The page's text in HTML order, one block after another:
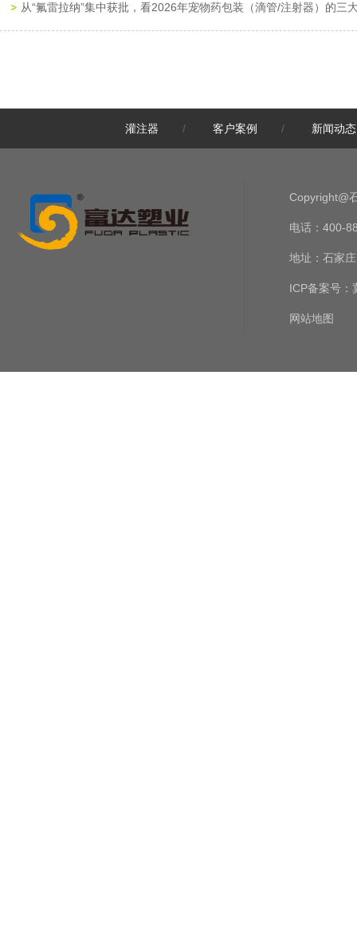
从“氟雷拉纳”集中获批，看2026年宠物药包装（滴管/注射器）的三
解析药品级宠物营养膏的原料纯度与杂质控制体系
2026年宠物药品注册新规解读：二类新兽药审批趋势与重点方向
宠物营养补充的下一个风口？精准喂养技术正在重塑行业标准
灌注器 / 客户案例 / 新闻动态
Copyright@
电话：400-
地址：石家
ICP备案号：
网站地图